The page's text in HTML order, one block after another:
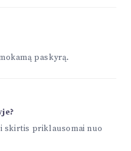
paskyrą.
skirtis priklausomai nuo